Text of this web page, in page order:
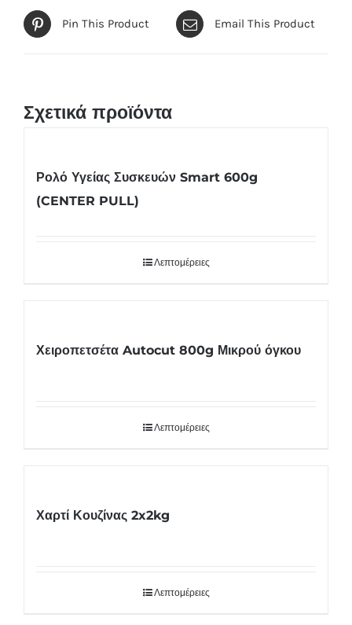
Pin This Product Email This Product
Σχετικά προϊόντα
Ρολό Υγείας Συσκευών Smart 600g
(CENTER PULL)
Λεπτομέρειες
Χειροπετσέτα Autocut 800g Μικρού όγκου
Λεπτομέρειες
Χαρτί Κουζίνας 2x2kg
Λεπτομέρειες